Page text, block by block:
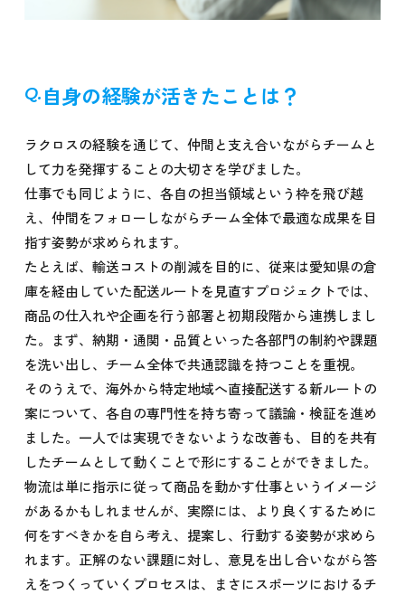
自身の経験が活きたことは？
ラクロスの経験を通じて、仲間と支え合いながらチームと
して力を発揮することの大切さを学びました。
仕事でも同じように、各自の担当領域という枠を飛び越
え、仲間をフォローしながらチーム全体で最適な成果を目
指す姿勢が求められます。
たとえば、輸送コストの削減を目的に、従来は愛知県の倉
庫を経由していた配送ルートを見直すプロジェクトでは、
商品の仕入れや企画を行う部署と初期段階から連携しまし
た。まず、納期・通関・品質といった各部門の制約や課題
を洗い出し、チーム全体で共通認識を持つことを重視。
そのうえで、海外から特定地域へ直接配送する新ルートの
案について、各自の専門性を持ち寄って議論・検証を進め
ました。一人では実現できないような改善も、目的を共有
したチームとして動くことで形にすることができました。
物流は単に指示に従って商品を動かす仕事というイメージ
があるかもしれませんが、実際には、より良くするために
何をすべきかを自ら考え、提案し、行動する姿勢が求めら
れます。正解のない課題に対し、意見を出し合いながら答
えをつくっていくプロセスは、まさにスポーツにおけるチ